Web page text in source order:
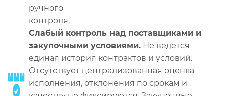
ручного
контроля.
Слабый контроль над поставщиками и
закупочными условиями. Не ведется
единая история контрактов и условий.
Отсутствует централизованная оценка
исполнения, отклонения по срокам и